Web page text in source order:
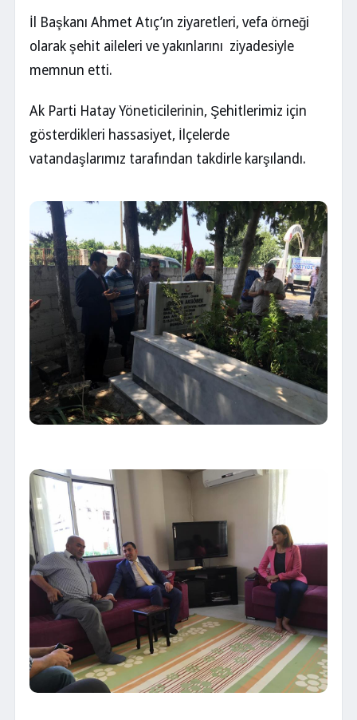
İl Başkanı Ahmet Atıç’ın ziyaretleri, vefa örneği
olarak şehit aileleri ve yakınlarını ziyadesiyle
memnun etti.
Ak Parti Hatay Yöneticilerinin, Şehitlerimiz için
gösterdikleri hassasiyet, İlçelerde
vatandaşlarımız tarafından takdirle karşılandı.